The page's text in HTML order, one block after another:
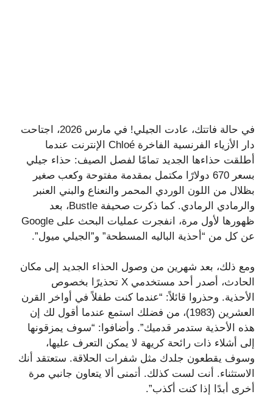
في حالة فاتتك، عادت الجيلي! في مارس 2026، اجتاحت
دار الأزياء الفرنسية الفاخرة Chloé الإنترنت عندما
أطلقت حذاءها الجديد تمامًا لفصل الصيف: حذاء جيلي
بسعر 670 دولارًا مكتمل بمقدمة مفتوحة وكعب صغير
بظلال من اللون الوردي المحمر والنعناع والبني العنبر
والرمادي الرمادي. كما ذكرت صحيفة Bustle، بعد
ظهورها لأول مرة، انفجرت عمليات البحث على Google
عن كل من “أحذية الباليه المسطحة” و”الجيلي ميول”.
ومع ذلك، بعد شهرين من وصول الحذاء الجديد إلى مكان
الحادث، أصدر أحد مستخدمي X تحذيرًا بخصوص
الأحذية. وحذروا قائلاً: “عندما كنت طفلاً في أواخر القرن
العشرين (1983)، من فضلك استمع عندما أقول لك إن
هذه الأحذية ستدمر قدميك”. وأضافوا: “سوف يمزقونها
إلى أشلاء ذات رائحة كريهة لا يمكن التعرف عليها،
وسوف يقطعون جلدك مثل شفرات الحلاقة. ستعتقد أنك
الاستثناء. أنت لست كذلك. أتمنى ألا يتعاون جانبي مرة
أخرى أبدًا إذا كنت أكذب”.